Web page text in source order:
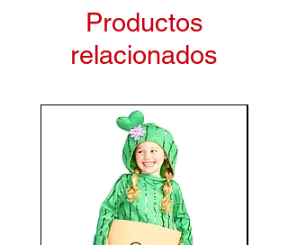
Productos
relacionados